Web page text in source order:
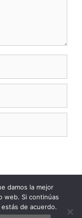
Aviso legal
damos la mejor
web. Si continúas
de acuerdo.